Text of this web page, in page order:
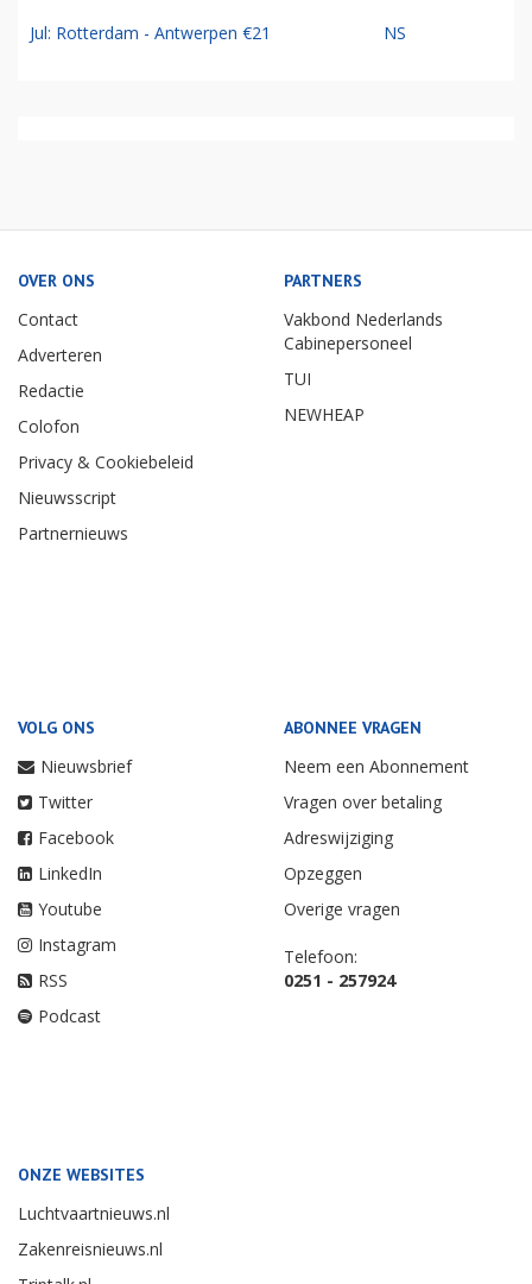
Jul: Rotterdam - Antwerpen €21 NS
OVER ONS
Contact
Adverteren
Redactie
Colofon
Privacy & Cookiebeleid
Nieuwsscript
Partnernieuws
PARTNERS
Vakbond Nederlands
Cabinepersoneel
TUI
NEWHEAP
VOLG ONS
Nieuwsbrief
Twitter
Facebook
LinkedIn
Youtube
Instagram
RSS
Podcast
ABONNEE VRAGEN
Neem een Abonnement
Vragen over betaling
Adreswijziging
Opzeggen
Overige vragen
Telefoon:
0251 - 257924
ONZE WEBSITES
Luchtvaartnieuws.nl
Zakenreisnieuws.nl